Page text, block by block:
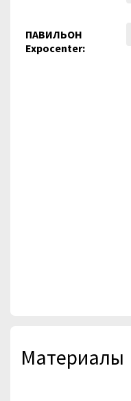
ПАВИЛЬОН
Expocenter:
Материалы